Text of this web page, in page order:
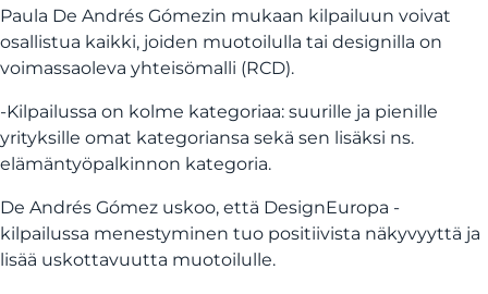
Paula De Andrés Gómezin mukaan kilpailuun voivat
osallistua kaikki, joiden muotoilulla tai designilla on
voimassaoleva yhteisömalli (RCD).
-Kilpailussa on kolme kategoriaa: suurille ja pienille
yrityksille omat kategoriansa sekä sen lisäksi ns.
elämäntyöpalkinnon kategoria.
De Andrés Gómez uskoo, että DesignEuropa -
kilpailussa menestyminen tuo positiivista näkyvyyttä ja
lisää uskottavuutta muotoilulle.